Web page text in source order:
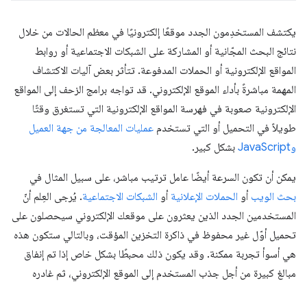
يكتشف المستخدِمون الجدد موقعًا إلكترونيًا في معظم الحالات من خلال
نتائج البحث المجّانية أو المشاركة على الشبكات الاجتماعية أو روابط
المواقع الإلكترونية أو الحملات المدفوعة. تتأثر بعض آليات الاكتشاف
المهمة مباشرةً بأداء الموقع الإلكتروني. قد تواجه برامج الزحف إلى المواقع
الإلكترونية صعوبة في فهرسة المواقع الإلكترونية التي تستغرق وقتًا
طويلاً في التحميل أو التي تستخدم عمليات المعالجة من جهة العميل
وJavaScript
بشكل كبير.
يمكن أن تكون السرعة أيضًا عامل ترتيب مباشر، على سبيل المثال في
بحث الويب أو الحملات الإعلانية أو الشبكات الاجتماعية. يُرجى العِلم أنّ
المستخدمين الجدد الذين يعثرون على موقعك الإلكتروني سيحصلون على
تحميل أوّل غير محفوظ في ذاكرة التخزين المؤقت، وبالتالي ستكون هذه
هي أسوأ تجربة ممكنة. وقد يكون ذلك محبطًا بشكل خاص إذا تم إنفاق
مبالغ كبيرة من أجل جذب المستخدم إلى الموقع الإلكتروني، ثم غادره